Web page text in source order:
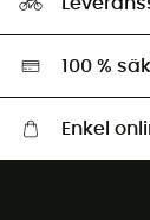
Miljöanpassat urval
100 %
Enkel
Gratis retur inom